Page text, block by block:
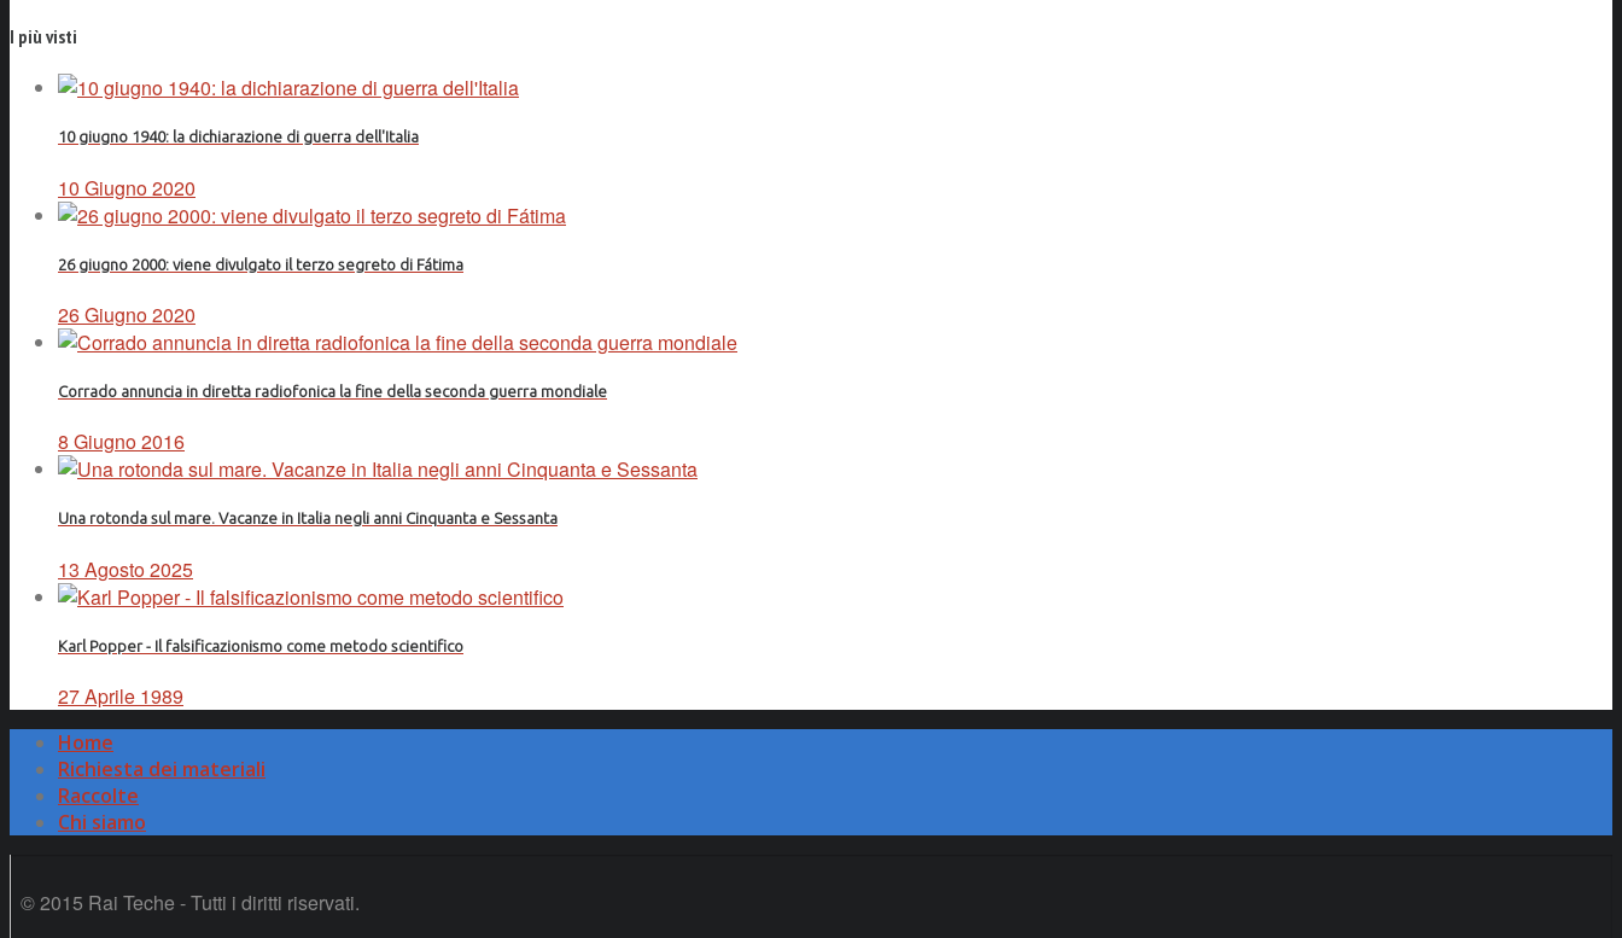
I più visti
10 giugno 1940: la dichiarazione di guerra dell'Italia
10 Giugno 2020
26 giugno 2000: viene divulgato il terzo segreto di Fátima
26 Giugno 2020
Corrado annuncia in diretta radiofonica la fine della seconda guerra mondiale
8 Giugno 2016
Una rotonda sul mare. Vacanze in Italia negli anni Cinquanta e Sessanta
13 Agosto 2025
Karl Popper - Il falsificazionismo come metodo scientifico
27 Aprile 1989
Home
Richiesta dei materiali
Raccolte
Chi siamo
© 2015 Rai Teche - Tutti i diritti riservati.